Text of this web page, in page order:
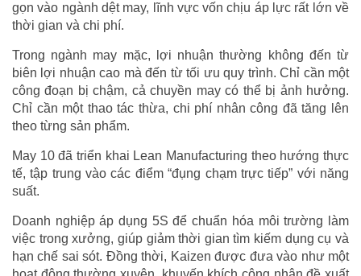
gọn vào ngành dệt may, lĩnh vực vốn chịu áp lực rất lớn về
thời gian và chi phí.
Trong ngành may mặc, lợi nhuận thường không đến từ
biên lợi nhuận cao mà đến từ tối ưu quy trình. Chỉ cần một
công đoạn bị chậm, cả chuyền may có thể bị ảnh hưởng.
Chỉ cần một thao tác thừa, chi phí nhân công đã tăng lên
theo từng sản phẩm.
May 10 đã triển khai Lean Manufacturing theo hướng thực
tế, tập trung vào các điểm “đụng chạm trực tiếp” với năng
suất.
Doanh nghiệp áp dụng 5S để chuẩn hóa môi trường làm
việc trong xưởng, giúp giảm thời gian tìm kiếm dụng cụ và
hạn chế sai sót. Đồng thời, Kaizen được đưa vào như một